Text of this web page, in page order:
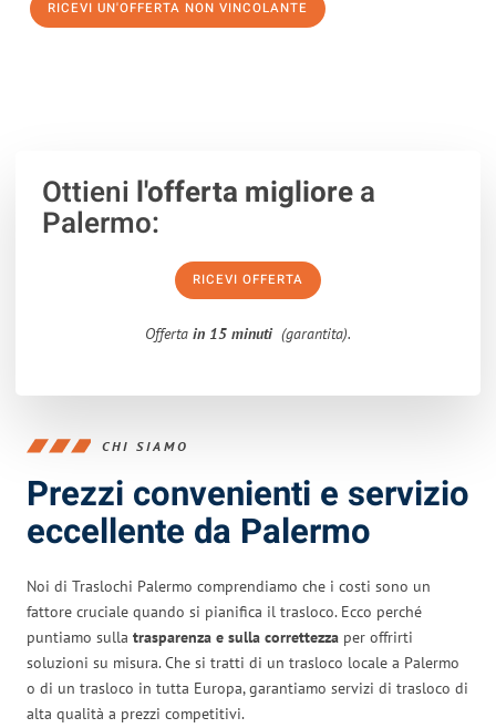
RICEVI UN'OFFERTA NON VINCOLANTE
Ottieni l'offerta migliorea
Palermo:
RICEVI OFFERTA
Offerta in 15 minuti (garantita).
CHI SIAMO
Prezzi convenienti e servizio
eccellente da Palermo
Noi di Traslochi Palermo comprendiamo che i costi sono un
fattore cruciale quando si pianifica il trasloco. Ecco perché
puntiamo sulla trasparenza e sulla correttezza per offrirti
soluzioni su misura. Che si tratti di un trasloco locale a Palermo
o di un trasloco in tutta Europa, garantiamo servizi di trasloco di
alta qualità a prezzi competitivi.